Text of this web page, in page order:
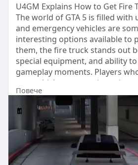
U4GM Explains How to Get Fire
The world of GTA 5 is filled with
and emergency vehicles are
interesting options available to
them, the fire truck stands out
special equipment, and ability
gameplay moments. Players
rare vehicles or experimenting
experiences often search for
one. Some players also explore
https://www.u4gm.com/gta5/
more unlocked features,
but the standard game provides
find a fire truck without outside
#u4gm
Повече